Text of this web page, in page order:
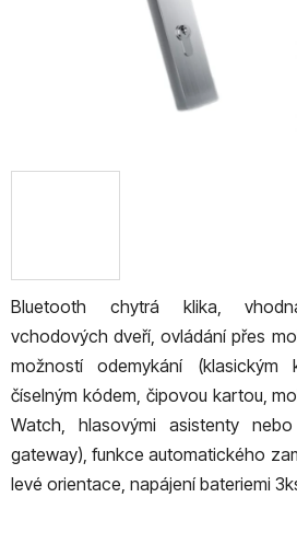
Bluetooth chytrá klika,
vchodových dveří, ovládání přes
možností odemykání (klasickým
číselným kódem, čipovou kartou,
Watch, hlasovými asistenty
gateway), funkce automatického
levé orientace, napájení bateriemi